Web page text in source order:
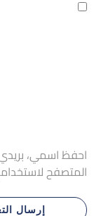
احفظ اسمي، بريدي
المتصفح